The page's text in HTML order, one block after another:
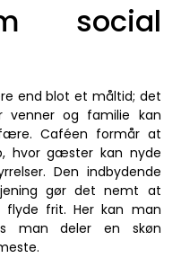
social
end blot et måltid; det
venner og familie kan
Caféen formår at
hvor gæster kan nyde
Den indbydende
gør det nemt at
frit. Her kan man
man deler en skøn